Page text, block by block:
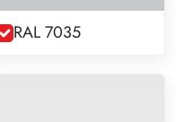
RAL 7035